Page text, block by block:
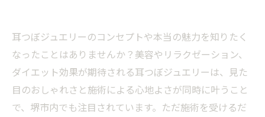
耳つぼジュエリーのコンセプトや本当の魅力を知りたく
なったことはありませんか？美容やリラクゼーション、
ダイエット効果が期待される耳つぼジュエリーは、見た
目のおしゃれさと施術による心地よさが同時に叶うこと
で、堺市内でも注目されています。ただ施術を受けるだ